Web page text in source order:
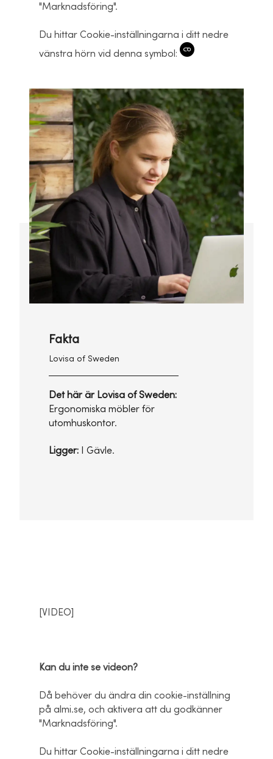
"Marknadsföring".
Du hittar Cookie-inställningarna i ditt nedre
vänstra hörn vid denna symbol:
Fakta
Lovisa of Sweden
Det här är Lovisa of Sweden:
Ergonomiska möbler för
utomhuskontor.
Ligger: I Gävle.
[VIDEO]
Kan du inte se videon?
Då behöver du ändra din cookie-inställning
på almi.se, och aktivera att du godkänner
"Marknadsföring".
Du hittar Cookie-inställningarna i ditt nedre